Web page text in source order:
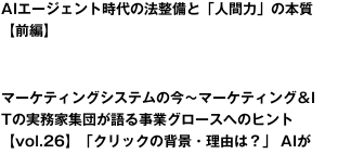
AIエージェント時代の法整備と「人間力」の本質
【前編】
マーケティングシステムの今～マーケティング＆I
Tの実務家集団が語る事業グロースへのヒント
【vol.26】「クリックの背景・理由は？」 AIが